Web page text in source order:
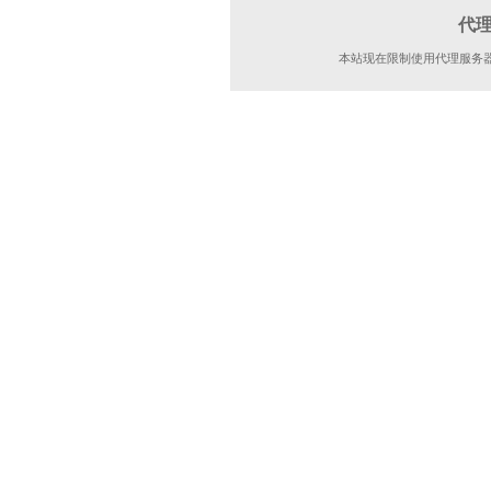
代
本站现在限制使用代理服务